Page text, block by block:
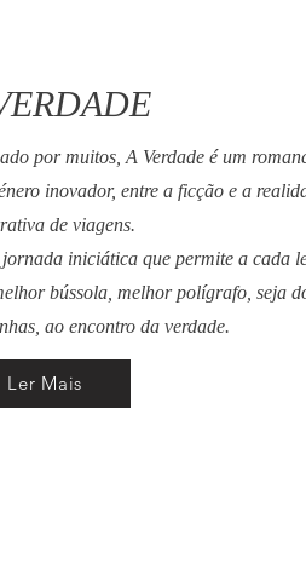
por muitos, A Verdade é um
inovador, entre a ficção e a
de viagens.
iniciática que permite a cada
bússola, melhor polígrafo, seja
ao encontro da verdade.
Ler Mais